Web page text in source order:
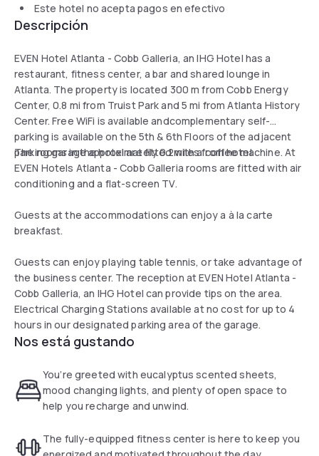
Este hotel no acepta pagos en efectivo
Descripción
EVEN Hotel Atlanta - Cobb Galleria, an IHG Hotel has a
restaurant, fitness center, a bar and shared lounge in
Atlanta. The property is located 300 m from Cobb Energy
Center, 0.8 mi from Truist Park and 5 mi from Atlanta History
Center. Free WiFi is available andcomplementary self-
parking is available on the 5th & 6th Floors of the adjacent
parking garage approximately 0.2miles from hotel
The rooms in the hotel are fitted with a coffee machine. At
EVEN Hotels Atlanta - Cobb Galleria rooms are fitted with air
conditioning and a flat-screen TV.
Guests at the accommodations can enjoy a à la carte
breakfast.
Guests can enjoy playing table tennis, or take advantage of
the business center. The reception at EVEN Hotel Atlanta -
Cobb Galleria, an IHG Hotel can provide tips on the area.
Electrical Charging Stations available at no cost for up to 4
hours in our designated parking area of the garage.
Nos está gustando
You’re greeted with eucalyptus scented sheets,
mood changing lights, and plenty of open space to
help you recharge and unwind.
The fully-equipped fitness center is here to keep you